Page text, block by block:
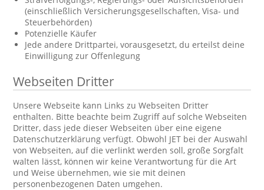
(einschließlich Versicherungsgesellschaften, Visa- und
Steuerbehörden)
Potenzielle Käufer
Jede andere Drittpartei, vorausgesetzt, du erteilst deine
Einwilligung zur Offenlegung
Webseiten Dritter
Unsere Webseite kann Links zu Webseiten Dritter
enthalten. Bitte beachte beim Zugriff auf solche Webseiten
Dritter, dass jede dieser Webseiten über eine eigene
Datenschutzerklärung verfügt. Obwohl JET bei der Auswahl
von Webseiten, auf die verlinkt werden soll, große Sorgfalt
walten lässt, können wir keine Verantwortung für die Art
und Weise übernehmen, wie sie mit deinen
personenbezogenen Daten umgehen.